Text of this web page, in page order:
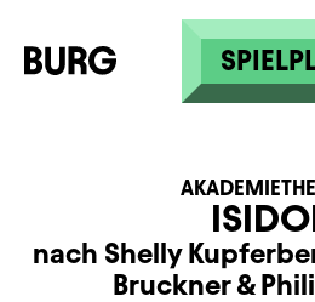
Direkt zum Inhalt
nach Shelly
Bruckner &